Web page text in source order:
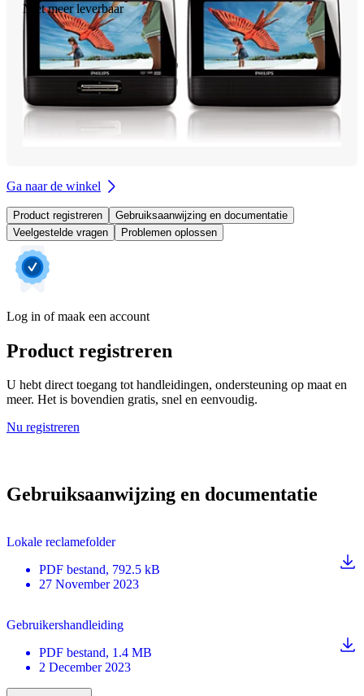
Niet meer leverbaar
Ga naar de winkel
Product registreren
Gebruiksaanwijzing en documentatie
Veelgestelde vragen
Problemen oplossen
Log in of maak een account
Product registreren
U hebt direct toegang tot handleidingen, ondersteuning op maat en
meer. Het is bovendien gratis, snel en eenvoudig.
Nu registreren
Gebruiksaanwijzing en documentatie
Lokale reclamefolder
PDF bestand, 792.5 kB
27 November 2023
Gebruikershandleiding
PDF bestand, 1.4 MB
2 December 2023